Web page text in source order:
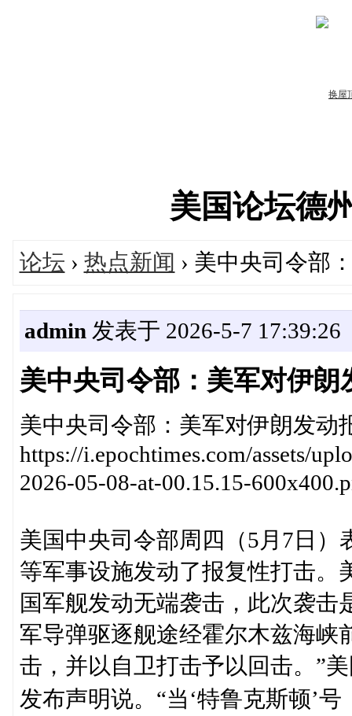
美国论坛德
论坛 › 热点新闻 › 美中央司令部
admin 发表于 2026-5-7 17:39:26
美中央司令部：美军对伊朗
美中央司令部：美军对伊朗发动
https://i.epochtimes.com/assets/
2026-05-08-at-00.15.15-
美国中央司令部周四（5月7日
等军事设施发动了报复性打击。
国军舰发动无端袭击，此次袭击
军导弹驱逐舰途经霍尔木兹海峡
击，并以自卫打击予以回击。”
发布声明说。“当‘特鲁克斯顿’号